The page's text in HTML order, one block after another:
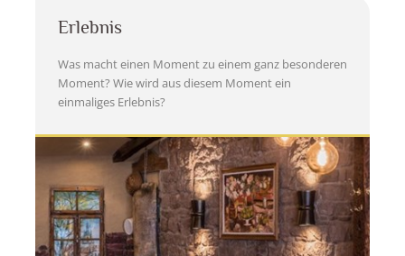
Erlebnis
Was macht einen Moment zu einem ganz besonderen
Moment? Wie wird aus diesem Moment ein
einmaliges Erlebnis?